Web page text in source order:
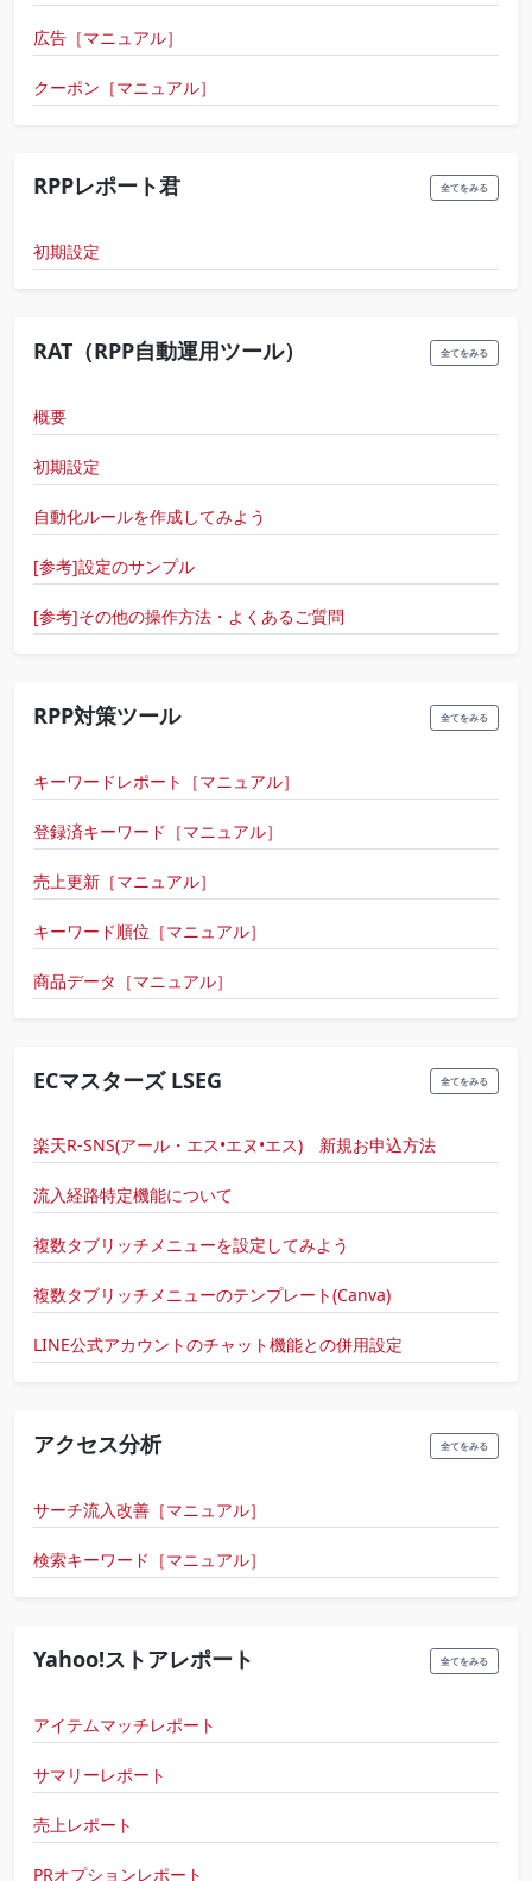
広告［マニュアル］
クーポン［マニュアル］
RPPレポート君 全てをみる
初期設定
RAT（RPP自動運用ツール） 全てをみる
概要
初期設定
自動化ルールを作成してみよう
[参考]設定のサンプル
[参考]その他の操作方法・よくあるご質問
RPP対策ツール 全てをみる
キーワードレポート［マニュアル］
登録済キーワード［マニュアル］
売上更新［マニュアル］
キーワード順位［マニュアル］
商品データ［マニュアル］
ECマスターズ LSEG 全てをみる
楽天R-SNS(アール・エス•エヌ•エス) 新規お申込方法
流入経路特定機能について
複数タブリッチメニューを設定してみよう
複数タブリッチメニューのテンプレート(Canva)
LINE公式アカウントのチャット機能との併用設定
アクセス分析 全てをみる
サーチ流入改善［マニュアル］
検索キーワード［マニュアル］
Yahoo!ストアレポート 全てをみる
アイテムマッチレポート
サマリーレポート
売上レポート
PRオプションレポート